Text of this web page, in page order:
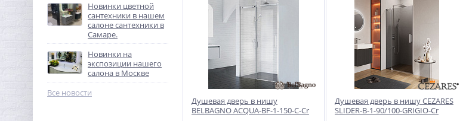
Новинки цветной
сантехники в нашем
салоне сантехники в
Самаре.
Новинки на
экспозиции нашего
салона в Москве
Все новости
Душевая дверь в нишу
BELBAGNO ACQUA-BF-1-150-C-Cr
Душевая дверь в нишу CEZARES
SLIDER-B-1-90/100-GRIGIO-Cr